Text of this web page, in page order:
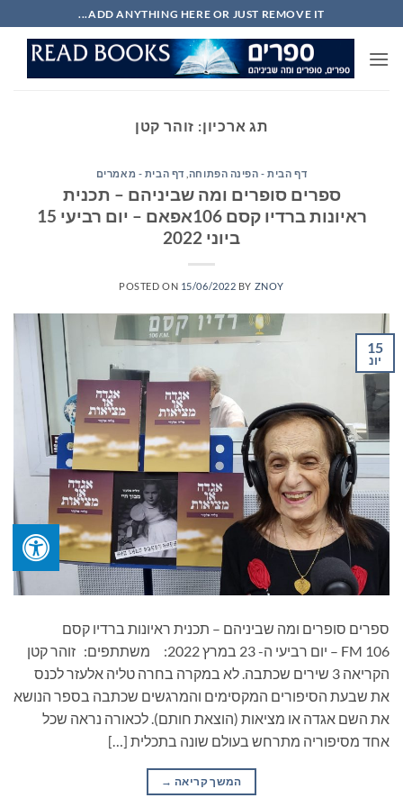
to
content
ADD ANYTHING HERE OR JUST REMOVE IT...
תג ארכיון: זוהר קטן
דף הבית - הפינה הפתוחה דף הבית - מאמרים
ספרים סופרים ומה שביניהם – תכנית
ראיונות ברדיו קסם 106אפאם – יום רביעי 15
ביוני 2022
POSTED ON 15/06/2022 BY ZNOY
15
יונ
ספרים סופרים ומה שביניהם – תכנית ראיונות ברדיו קסם
106 FM – יום רביעי ה- 23 במרץ 2022: משתתפים: זוהר קטן
הקריאה 3 שירים שכתבה. לא במקרה בחרה טליה אלעזר לכנס
את שבעת הסיפורים המקסימים והמרגשים שכתבה בספר הנושא
את השם אגדה או מציאות (הוצאת חותם). לכאורה נראה שכל
אחד מסיפוריה מתרחש בעולם שונה בתכלית […]
המשך קריאה →